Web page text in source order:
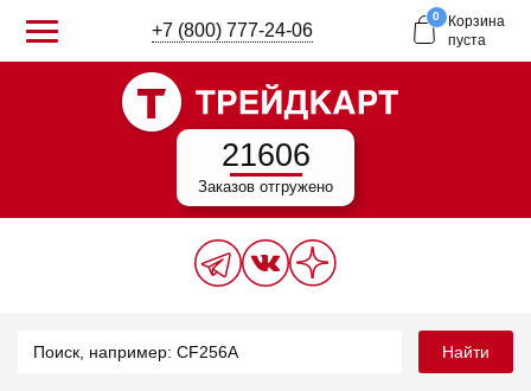
+7 (800) 777-24-06
0
Корзина
пуста
21606
Заказов отгружено
Найти